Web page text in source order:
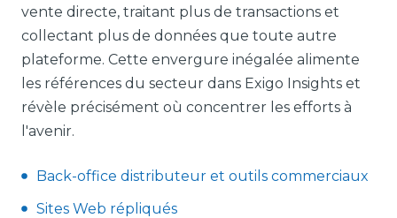
vente directe, traitant plus de transactions et
collectant plus de données que toute autre
plateforme. Cette envergure inégalée alimente
les références du secteur dans Exigo Insights et
révèle précisément où concentrer les efforts à
l'avenir.
Back-office distributeur et outils commerciaux
Sites Web répliqués